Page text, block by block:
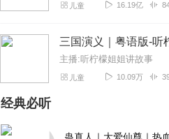
儿童 16.19亿
三国演义｜粤语版-听
主播:听柠檬姐姐讲故事
儿童 10.09万
经典必听